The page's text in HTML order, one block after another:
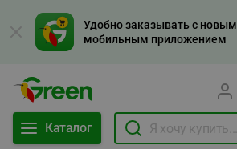
Удобно заказывать с новым
мобильным приложением
Каталог